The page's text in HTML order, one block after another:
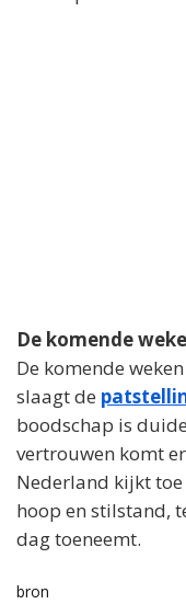
De komende
De komende
slaagt de
boodschap is
vertrouwen komt
Nederland kijkt
hoop en stilstand,
dag toeneemt.
bron